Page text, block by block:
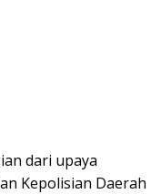
dari upaya
Kepolisian Daerah